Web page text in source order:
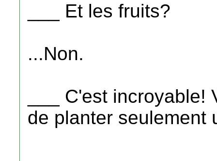
___ Et les fruits?
...Non.
___ C'est
de planter seulement